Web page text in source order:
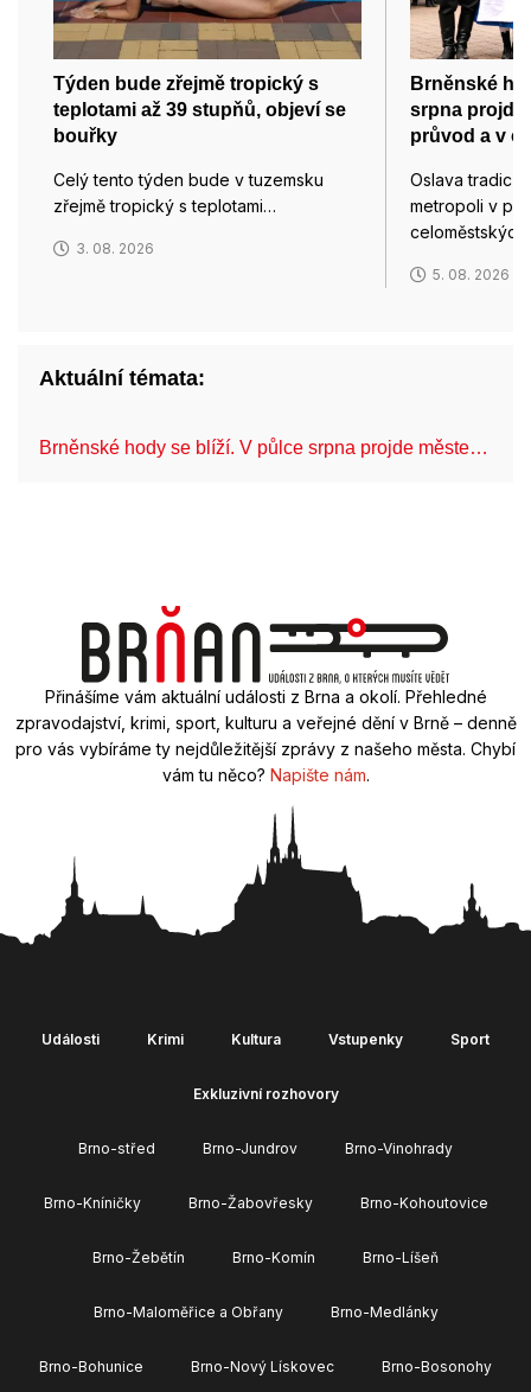
Týden bude zřejmě tropický s
teplotami až 39 stupňů, objeví se
bouřky
Celý tento týden bude v tuzemsku
zřejmě tropický s teplotami…
3. 08. 2026
Brněnské
srpna projde
průvod a v
Oslava tradic
metropoli v
5. 08. 2026
Aktuální témata:
Brněnské hody se blíží. V půlce srpna projde měste…
Přinášíme vám aktuální události z Brna a okolí. Přehledné
zpravodajství, krimi, sport, kulturu a veřejné dění v Brně – denně
pro vás vybíráme ty nejdůležitější zprávy z našeho města. Chybí
vám tu něco? Napište nám.
Události Krimi Kultura Vstupenky Sport
Exkluzivní rozhovory
Brno-střed Brno-Jundrov Brno-Vinohrady
Brno-Kníničky Brno-Žabovřesky Brno-Kohoutovice
Brno-Žebětín Brno-Komín Brno-Líšeň
Brno-Maloměřice a Obřany Brno-Medlánky
Brno-Bohunice Brno-Nový Lískovec Brno-Bosonohy